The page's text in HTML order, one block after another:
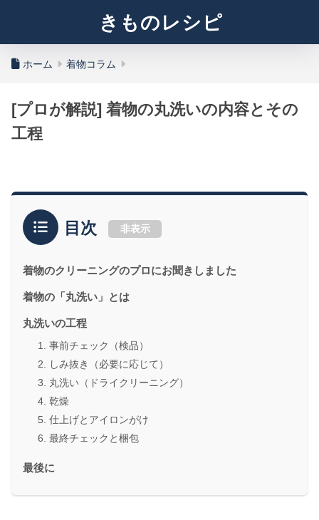
きものレシピ
ホーム 着物コラム
[プロが解説] 着物の丸洗いの内容とその
工程
目次 非表示
着物のクリーニングのプロにお聞きしました
着物の「丸洗い」とは
丸洗いの工程
1. 事前チェック（検品）
2. しみ抜き（必要に応じて）
3. 丸洗い（ドライクリーニング）
4. 乾燥
5. 仕上げとアイロンがけ
6. 最終チェックと梱包
最後に